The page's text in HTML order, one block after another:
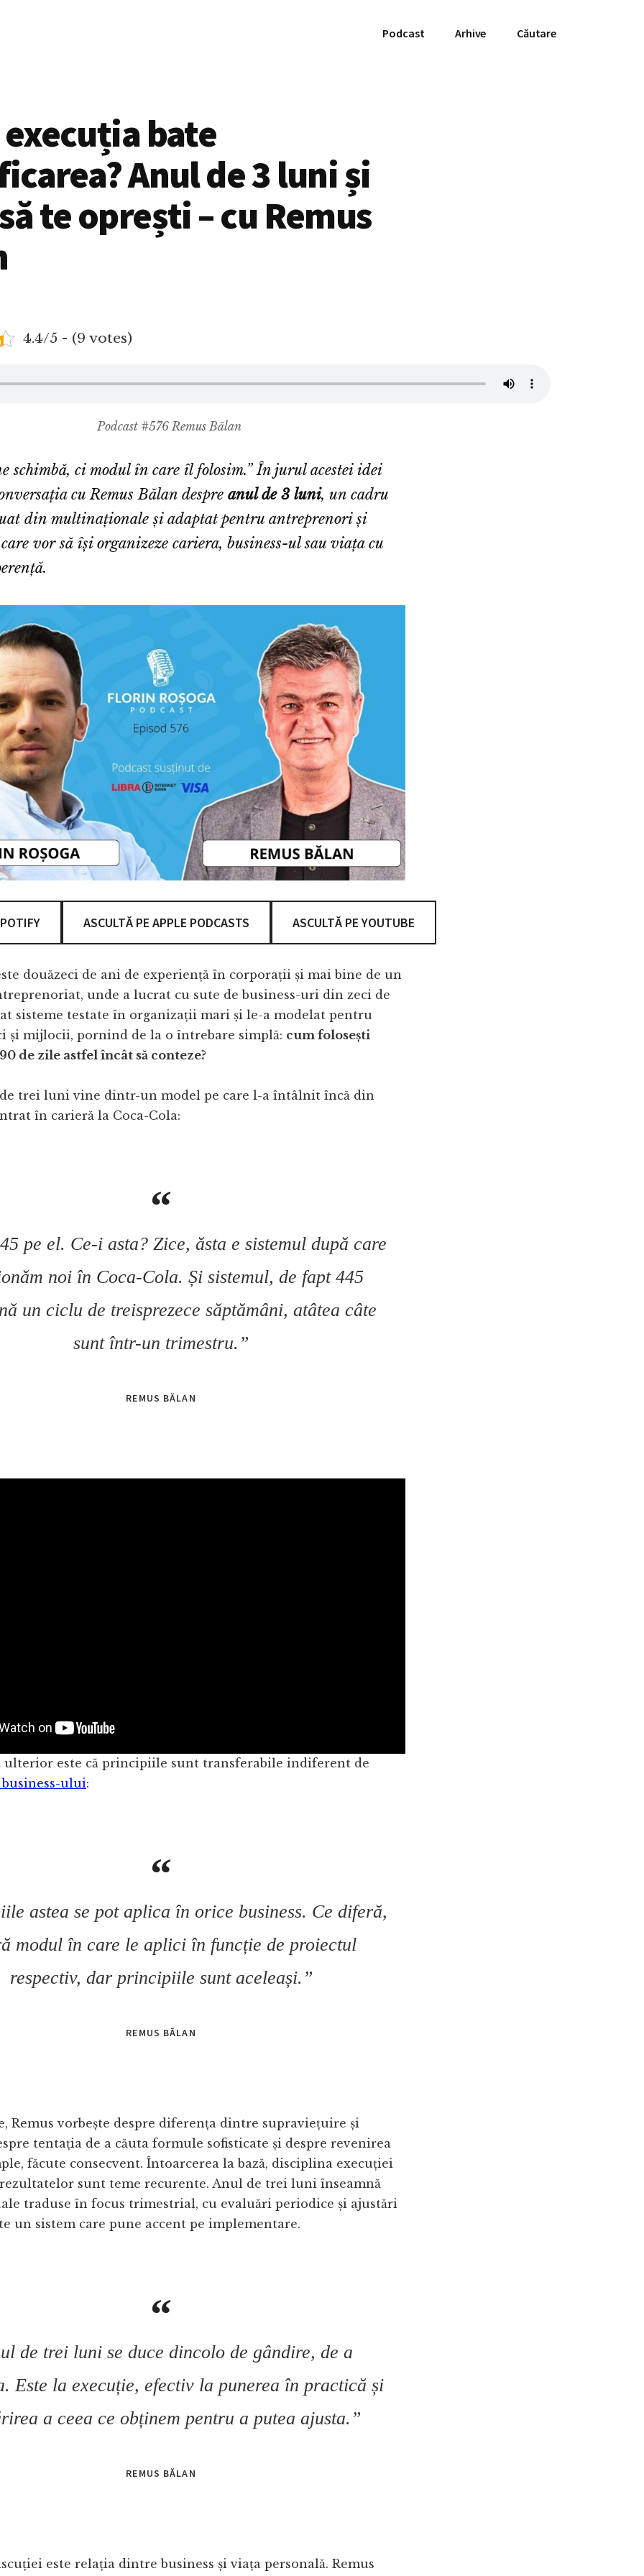
Podcast Arhive Căutare
execuția bate
Anul de 3 luni și
te oprești – cu Remus
4.4/5 - (9 votes)
Podcast #576 Remus Bălan
schimbă, ci modul în care îl folosim.” În jurul acestei idei
cu Remus Bălan despre anul de 3 luni, un cadru
din multinaționale și adaptat pentru antreprenori și
vor să își organizeze cariera, business-ul sau viața cu
ASCULTĂ PE APPLE PODCASTS ASCULTĂ PE YOUTUBE
douăzeci de ani de experiență în corporații și mai bine de un
unde a lucrat cu sute de business-uri din zeci de
sisteme testate în organizații mari și le-a modelat pentru
și mijlocii, pornind de la o întrebare simplă: cum folosești
de zile astfel încât să conteze?
trei luni vine dintr-un model pe care l-a întâlnit încă din
în carieră la Coca-Cola:
pe el. Ce-i asta? Zice, ăsta e sistemul după care
noi în Coca-Cola. Și sistemul, de fapt 445
un ciclu de treisprezece săptămâni, atâtea câte
sunt într-un trimestru.”
REMUS BĂLAN
ulterior este că principiile sunt transferabile indiferent de
ului:
astea se pot aplica în orice business. Ce diferă,
modul în care le aplici în funcție de proiectul
respectiv, dar principiile sunt aceleași.”
REMUS BĂLAN
Remus vorbește despre diferența dintre supraviețuire și
tentația de a căuta formule sofisticate și despre revenirea
făcute consecvent. Întoarcerea la bază, disciplina execuției
rezultatelor sunt teme recurente. Anul de trei luni înseamnă
traduse în focus trimestrial, cu evaluări periodice și ajustări
un sistem care pune accent pe implementare.
de trei luni se duce dincolo de gândire, de a
Este la execuție, efectiv la punerea în practică și
a ceea ce obținem pentru a putea ajusta.”
REMUS BĂLAN
este relația dintre business și viața personală. Remus